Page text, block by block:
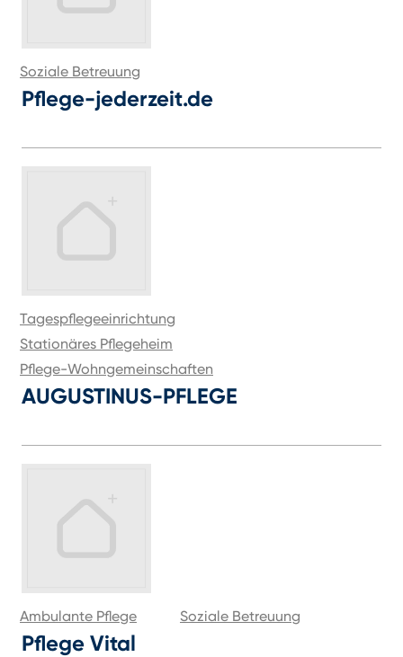
Soziale Betreuung
Pflege-jederzeit.de
Tagespflegeeinrichtung
Stationäres Pflegeheim
Pflege-Wohngemeinschaften
AUGUSTINUS-PFLEGE
Ambulante Pflege Soziale Betreuung
Pflege Vital